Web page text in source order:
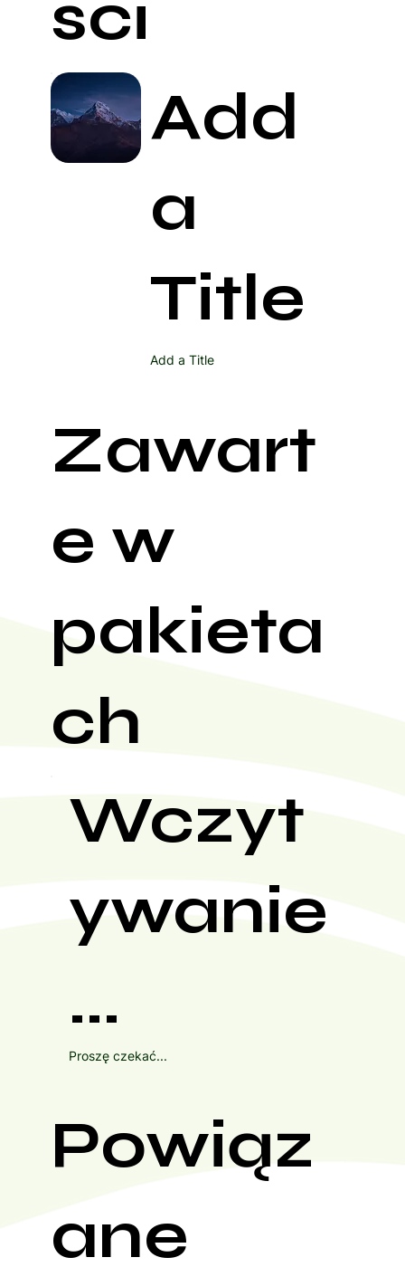
ści
Add
a
Title
Add a Title
Zawart
e w
pakieta
ch
Wczyt
ywanie
...
Proszę czekać...
Powiąz
ane